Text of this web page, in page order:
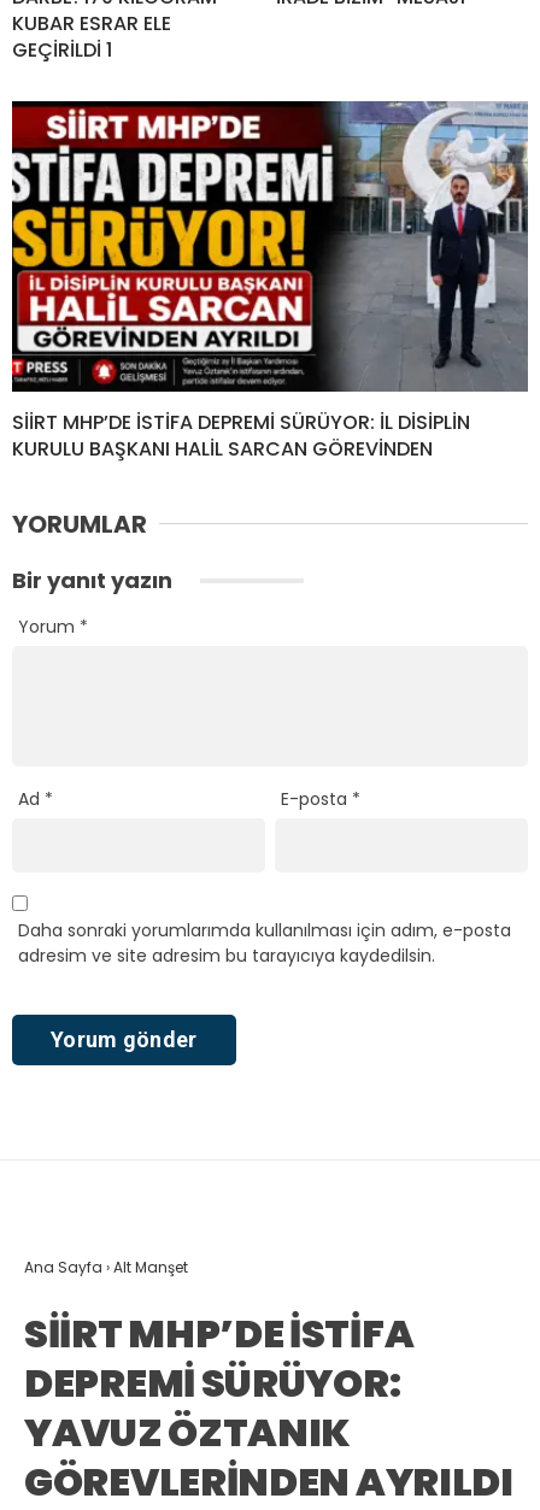
KUBAR ESRAR ELE
GEÇİRİLDİ 1
SİİRT MHP’DE İSTİFA DEPREMİ SÜRÜYOR: İL DİSİPLİN
KURULU BAŞKANI HALİL SARCAN GÖREVİNDEN
YORUMLAR
Bir yanıt yazın
Yorum *
Ad * E-posta *
Daha sonraki yorumlarımda kullanılması için adım, e-posta
adresim ve site adresim bu tarayıcıya kaydedilsin.
Ana Sayfa ›Alt Manşet
SİİRT MHP’DE İSTİFA
DEPREMİ SÜRÜYOR:
YAVUZ ÖZTANIK
GÖREVLERİNDEN AYRILDI